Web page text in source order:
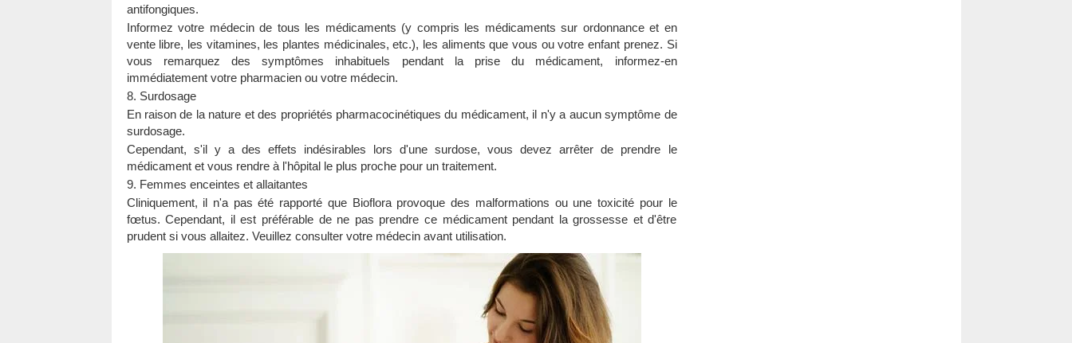
antifongiques.
Informez votre médecin de tous les médicaments (y compris les médicaments sur ordonnance et en
vente libre, les vitamines, les plantes médicinales, etc.), les aliments que vous ou votre enfant prenez. Si
vous remarquez des symptômes inhabituels pendant la prise du médicament, informez-en
immédiatement votre pharmacien ou votre médecin.
8. Surdosage
En raison de la nature et des propriétés pharmacocinétiques du médicament, il n'y a aucun symptôme de
surdosage.
Cependant, s'il y a des effets indésirables lors d'une surdose, vous devez arrêter de prendre le
médicament et vous rendre à l'hôpital le plus proche pour un traitement.
9. Femmes enceintes et allaitantes
Cliniquement, il n'a pas été rapporté que Bioflora provoque des malformations ou une toxicité pour le
fœtus. Cependant, il est préférable de ne pas prendre ce médicament pendant la grossesse et d'être
prudent si vous allaitez. Veuillez consulter votre médecin avant utilisation.